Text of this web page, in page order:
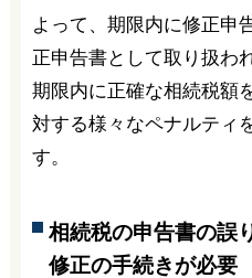
よって、期限内に修正申
正申告書として取り扱わ
期限内に正確な相続税額
対する様々なペナルティ
す。
相続税の申告書の誤
修正の手続きが必要